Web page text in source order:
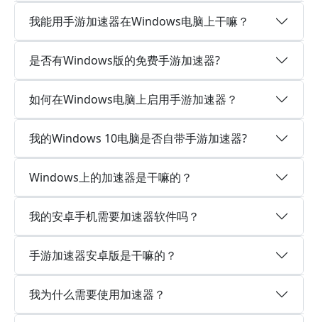
我能用手游加速器在Windows电脑上干嘛？
是否有Windows版的免费手游加速器?
如何在Windows电脑上启用手游加速器？
我的Windows 10电脑是否自带手游加速器?
Windows上的加速器是干嘛的？
我的安卓手机需要加速器软件吗？
手游加速器安卓版是干嘛的？
我为什么需要使用加速器？